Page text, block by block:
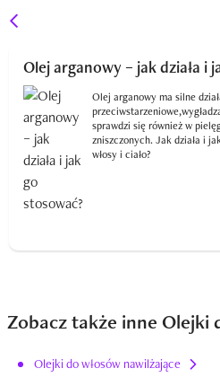
Olej arganowy – jak działa i
Olej arganowy ma silne
sprawdzi się również w
zniszczonych. Jak działa i
włosy i ciało?
Zobacz także inne Olejki
Olejki do włosów nawilżające